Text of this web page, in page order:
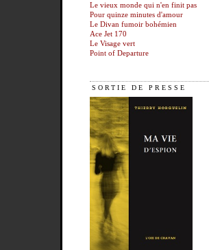
Le vieux monde qui n'en finit pas
Pour quinze minutes d'amour
Le Divan fumoir bohémien
Ace Jet 170
Le Visage vert
Point of Departure
SORTIE DE PRESSE